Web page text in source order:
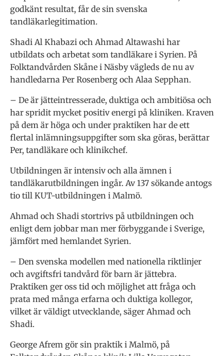
godkänt resultat, får de sin svenska
tandläkarlegitimation.
Shadi Al Khabazi och Ahmad Altawashi har
utbildats och arbetat som tandläkare i Syrien. På
Folktandvården Skåne i Näsby vägleds de nu av
handledarna Per Rosenberg och Alaa Sepphan.
– De är jätteintresserade, duktiga och ambitiösa och
har spridit mycket positiv energi på kliniken. Kraven
på dem är höga och under praktiken har de ett
flertal inlämningsuppgifter som ska göras, berättar
Per, tandläkare och klinikchef.
Utbildningen är intensiv och alla ämnen i
tandläkarutbildningen ingår. Av 137 sökande antogs
tio till KUT-utbildningen i Malmö.
Ahmad och Shadi stortrivs på utbildningen och
enligt dem jobbar man mer förbyggande i Sverige,
jämfört med hemlandet Syrien.
– Den svenska modellen med nationella riktlinjer
och avgiftsfri tandvård för barn är jättebra.
Praktiken ger oss tid och möjlighet att fråga och
prata med många erfarna och duktiga kollegor,
vilket är väldigt utvecklande, säger Ahmad och
Shadi.
George Afrem gör sin praktik i Malmö, på